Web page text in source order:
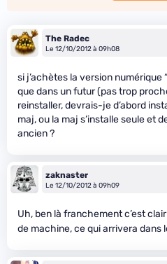
The Radec
Le 12/10/2012 à 09h08
si j’achètes la version numérique
que dans un futur (pas trop
reinstaller, devrais-je d’abord
maj, ou la maj s’installe seule et
ancien ?
zaknaster
Le 12/10/2012 à 09h09
Uh, ben là franchement c’est
de machine, ce qui arrivera dans